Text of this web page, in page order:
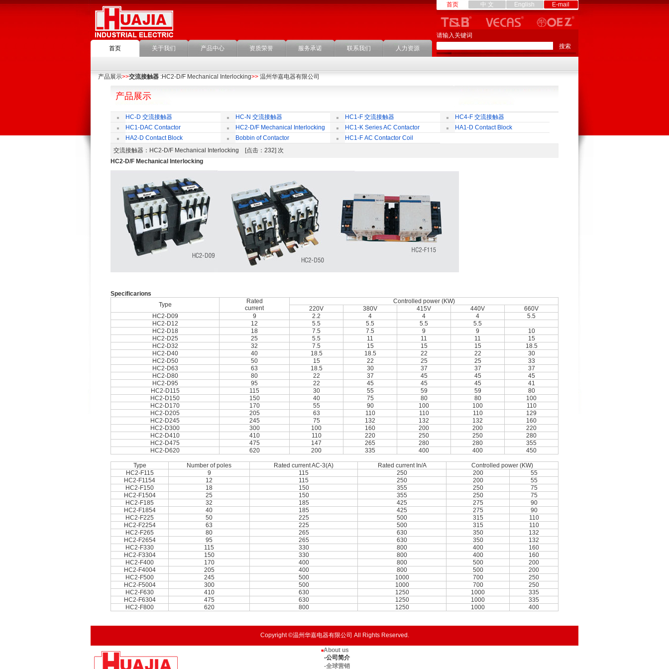
首页 关于我们 产品中心 资质荣誉 服务承诺 联系我们 人力资源
首页 中 文 English E-mail
请输入关键词
产品展示>>交流接触器 :HC2-D/F Mechanical Interlocking>> 温州华嘉电器有限公司
产品展示
HC-D 交流接触器 HC-N 交流接触器 HC1-F 交流接触器
HC4-F 交流接触器
HC1-DAC Contactor
HC2-D/F Mechanical Interlocking HC1-K Series AC Contactor
HA1-D Contact Block
HA2-D Contact Block
Bobbin of Contactor
HC1-F AC Contactor Coil
交流接触器 ：HC2-D/F Mechanical Interlocking [点击：232] 次
HC2-D/F Mechanical Interlocking
Speciﬁcarions
Type
Rated
current
Controlled power (KW)
220V
380V 415V 440V
660V
HC2-D09
9 2.2 4 4 4
5.5
HC2-D12
12 5.5 5.5 5.5
5.5
HC2-D18
18 7.5 7.5 9 9
10
HC2-D25
25 5.5 11 11 11
15
HC2-D32
32 7.5 15 15 15
18.5
HC2-D40
40 18.5 18.5 22 22
30
HC2-D50
50 15 22 25 25
33
HC2-D63
63 18.5 30 37 37
37
HC2-D80
80 22 37 45 45
45
HC2-D95
95 22 45 45 45
41
HC2-D115
115 30 55 59 59
80
HC2-D150
150 40 75 80 80
100
HC2-D170
170 55 90 100 100
110
HC2-D205
205 63 110 110 110
129
HC2-D245
245 75 132 132 132
160
HC2-D300
300 100 160 200 200
220
HC2-D410
410 110 220 250 250
280
HC2-D475
475 147 265 280 280
355
HC2-D620
620 200 335 400 400 450
Type Number of poles Rated current AC-3(A) Rated current In/A
Controlled power (KW)
HC2-F115
9 115 250 200
55
HC2-F1154
12 115 250 200
55
HC2-F150
18 150 355 250
75
HC2-F1504
25 150 355 250
75
HC2-F185
32 185 425 275
90
HC2-F1854
40 185 425 275
90
HC2-F225
50 225 500 315
110
HC2-F2254
63 225 500 315
110
HC2-F265
80 265 630 350
132
HC2-F2654
95 265 630 350
132
HC2-F330
115 330 800 400
160
HC2-F3304
150 330 800 400
160
HC2-F400
170 400 800 500
200
HC2-F4004
205 400 800 500
200
HC2-F500
245 500 1000 700
250
HC2-F5004
300 500 1000 700
250
HC2-F630
410 630 1250 1000
335
HC2-F6304
475 630 1250 1000
335
HC2-F800
620 800 1250 1000 400
Copyright ©温州华嘉电器有限公司 All Rights Reserved.
■About us
-公司简介
-全球营销